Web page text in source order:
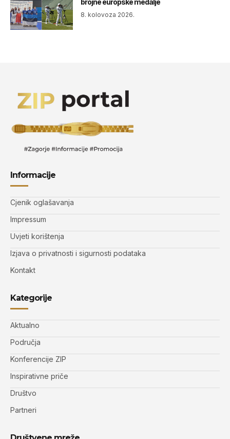
8. kolovoza 2026.
Informacije
Cjenik oglašavanja
Impressum
Uvjeti korištenja
Izjava o privatnosti i sigurnosti podataka
Kontakt
Kategorije
Aktualno
Područja
Konferencije ZIP
Inspirativne priče
Društvo
Partneri